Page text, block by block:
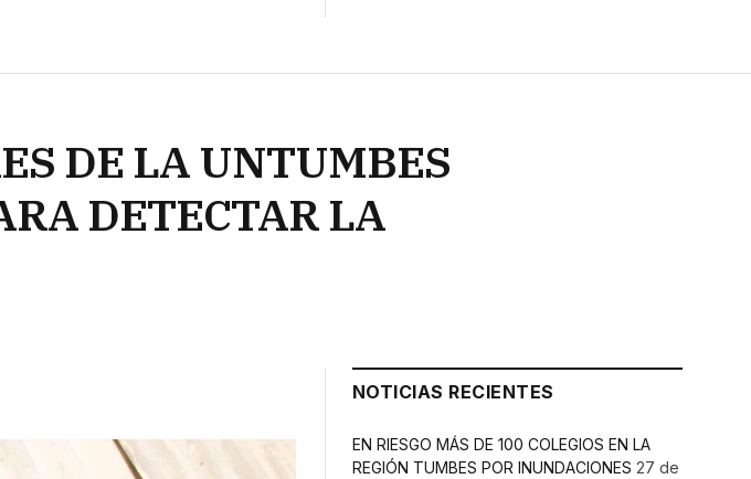
DE LA UNTUMBES
DETECTAR LA
NOTICIAS RECIENTES
EN RIESGO MÁS DE 100 COLEGIOS EN LA
REGIÓN TUMBES POR INUNDACIONES 27 de